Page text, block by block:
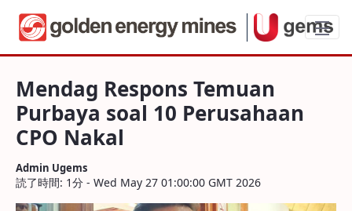
Mendag Respons Temuan Purbaya soal
Mendag Respons Temuan
Purbaya soal 10 Perusahaan
CPO Nakal
Admin Ugems
読了時間: 1分 - Wed May 27 01:00:00 GMT 2026